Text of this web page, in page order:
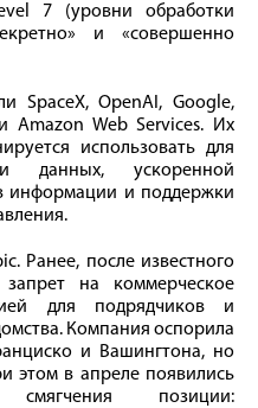
7 (уровни обработки
и «совершенно
SpaceX, OpenAI, Google,
Amazon Web Services. Их
использовать для
данных, ускоренной
информации и поддержки
Ранее, после известного
на коммерческое
для подрядчиков и
Компания оспорила
и Вашингтона, но
этом в апреле появились
позиции: